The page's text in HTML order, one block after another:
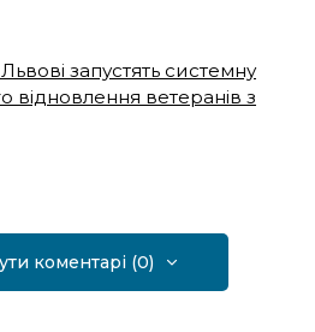
запустять системну
відновлення ветеранів з
коментарі (0)